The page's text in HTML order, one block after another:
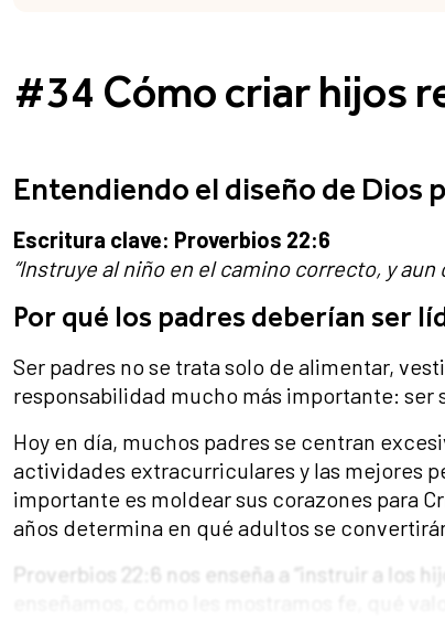
#34 Cómo criar hijos
Entendiendo el diseño de Dios
Escritura clave: Proverbios 22:6
“Instruye al niño en el camino correcto, y
Por qué los padres deberían ser
Ser padres no se trata solo de alimentar,
responsabilidad mucho más importante: ser
Hoy en día, muchos padres se centran
actividades extracurriculares y las mejores
importante es moldear sus corazones para
años determina en qué adultos se
Proverbios 22:6 nos enseña a “instruir a los